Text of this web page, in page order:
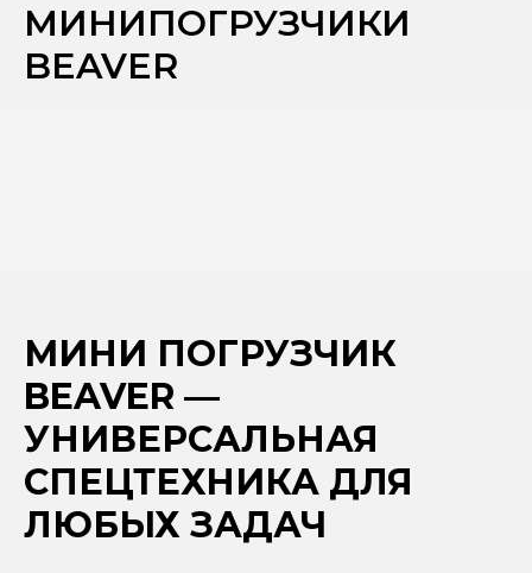
МИНИПОГРУЗЧИКИ
BEAVER
МИНИ ПОГРУЗЧИК
BEAVER —
УНИВЕРСАЛЬНАЯ
СПЕЦТЕХНИКА ДЛЯ
ЛЮБЫХ ЗАДАЧ